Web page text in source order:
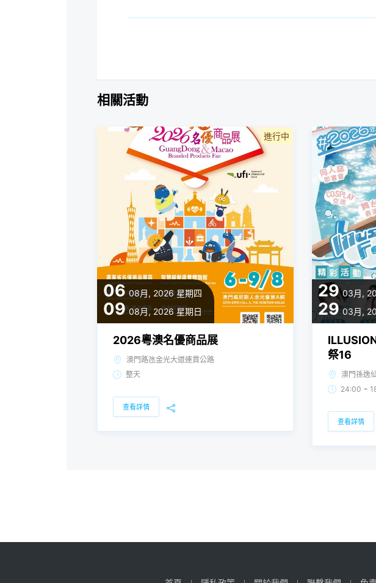
相關活動
06 08月, 2026 星期四
09 08月, 2026 星期日
進行中
2026粵澳名優商品展
澳門路氹金光大道連貫公路
整天
查看詳情
29 03月,
29 03月,
祭16
澳門孫逸
24:00 -
查看詳情